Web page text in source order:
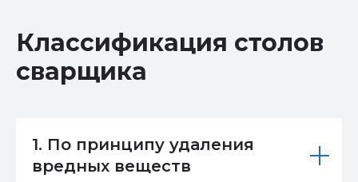
Классификация столов
сварщика
1. По принципу удаления
вредных веществ